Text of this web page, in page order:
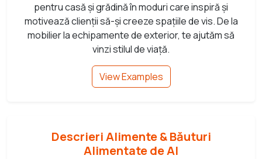
pentru casă și grădină în moduri care inspiră și
motivează clienții să-și creeze spațiile de vis. De la
mobilier la echipamente de exterior, te ajutăm să
vinzi stilul de viață.
View Examples
Descrieri Alimente & Băuturi
Alimentate de AI